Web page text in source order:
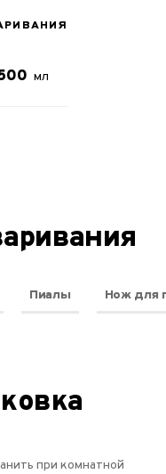
мл
Пиалы Нож для
при комнатной